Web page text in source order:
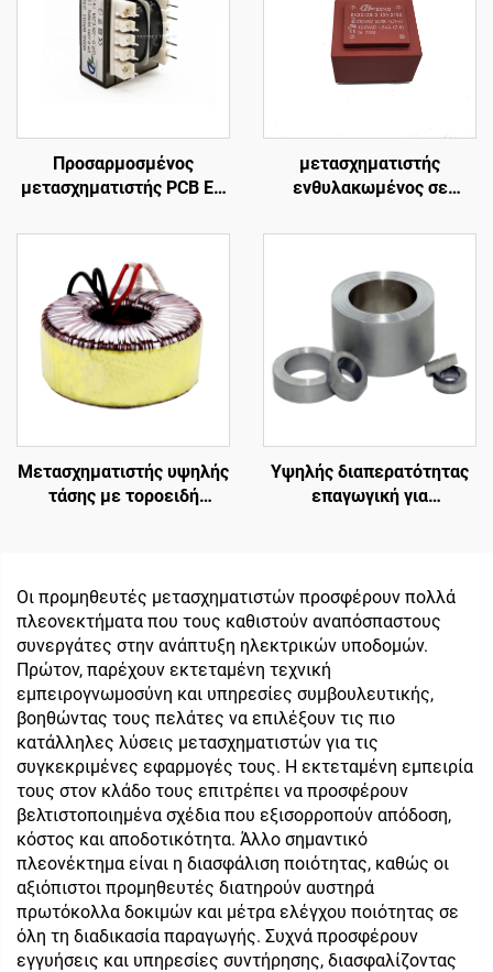
Προσαρμοσμένος
μετασχηματιστής PCB EI-
κάψα καρφίτσα 4
μετασχηματιστής δύναμης
καρφιτσών για την
εισαγωγή 240v & τη
συχνότητα παραγωγής
50Hz 24v/36v/380v
μετασχηματιστής
ενθυλακωμένος σε
240V 440V 480V 12V
τοποθετημένος σε
πλακέτα
Μετασχηματιστής υψηλής
τάσης με τοροειδή
μετασχηματιστής 220v
80v
Υψηλής διαπερατότητας
επαγωγική για
πυρήνες, μαγνητικούς
δακτυλίους για είσοδο
110V και έξοδο 380V
Οι προμηθευτές μετασχηματιστών προσφέρουν πολλά
πλεονεκτήματα που τους καθιστούν αναπόσπαστους
συνεργάτες στην ανάπτυξη ηλεκτρικών υποδομών.
Πρώτον, παρέχουν εκτεταμένη τεχνική
εμπειρογνωμοσύνη και υπηρεσίες συμβουλευτικής,
βοηθώντας τους πελάτες να επιλέξουν τις πιο
κατάλληλες λύσεις μετασχηματιστών για τις
συγκεκριμένες εφαρμογές τους. Η εκτεταμένη εμπειρία
τους στον κλάδο τους επιτρέπει να προσφέρουν
βελτιστοποιημένα σχέδια που εξισορροπούν απόδοση,
κόστος και αποδοτικότητα. Άλλο σημαντικό
πλεονέκτημα είναι η διασφάλιση ποιότητας, καθώς οι
αξιόπιστοι προμηθευτές διατηρούν αυστηρά
πρωτόκολλα δοκιμών και μέτρα ελέγχου ποιότητας σε
όλη τη διαδικασία παραγωγής. Συχνά προσφέρουν
εγγυήσεις και υπηρεσίες συντήρησης, διασφαλίζοντας